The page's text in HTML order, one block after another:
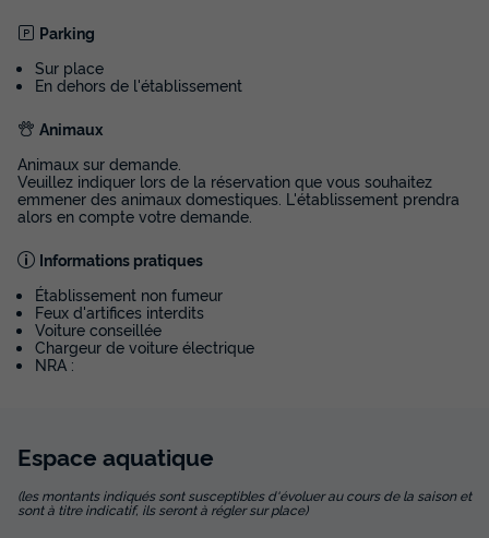
du09/11/2026
Meilleur prix pour 7 nuits
476 €
Voir les disponibilités
MOBILHOME 6 personnes - Port Miou
Parking
Sur place
En dehors de l'établissement
Animaux
Animaux sur demande.
Veuillez indiquer lors de la réservation que vous souhaitez
emmener des animaux domestiques. L'établissement prendra
alors en compte votre demande.
Informations pratiques
Établissement non fumeur
Feux d'artifices interdits
Voiture conseillée
Chargeur de voiture électrique
NRA :
Espace aquatique
(les montants indiqués sont susceptibles d'évoluer au cours de la saison et
sont à titre indicatif, ils seront à régler sur place)